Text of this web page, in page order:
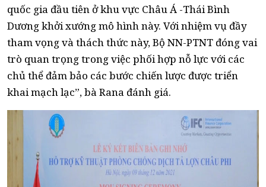
quốc gia đầu tiên ở khu vực Châu Á -Thái Bình
Dương khởi xướng mô hình này. Với nhiệm vụ đầy
tham vọng và thách thức này, Bộ NN-PTNT đóng vai
trò quan trọng trong việc phối hợp nỗ lực với các
chủ thể đảm bảo các bước chiến lược được triển
khai mạch lạc”, bà Rana đánh giá.